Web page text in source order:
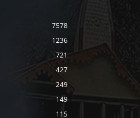
7578
1236
721
427
249
149
115